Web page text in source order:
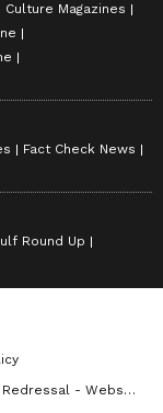
Culture Magazines
Fact Check News
Round Up
- Website